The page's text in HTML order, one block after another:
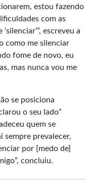
estou fazendo
com as
escreveu a
como me silenciar
fome de novo, eu
mas nunca vou me
se posiciona
o seu lado”
quem se
sempre prevalecer,
por [medo de]
concluiu.